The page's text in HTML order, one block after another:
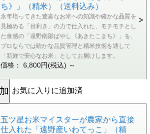
ち》」（精米）（送料込み）
永年培ってきた豊富なお米への知識や確かな品質を
見極める「目利き」の力で仕入れた、モチモチとし
た食感の「遠野南部ばやし《あきたこまち》」を、
プロならでは確かな品質管理と精米技術を通して
「新鮮で安心なお米」としてお届けします。
価格： 6,800円(税込) ～
お気に入りに追加済
五ツ星お米マイスターが農家から直接
仕入れた「遠野産いわてっこ」（精